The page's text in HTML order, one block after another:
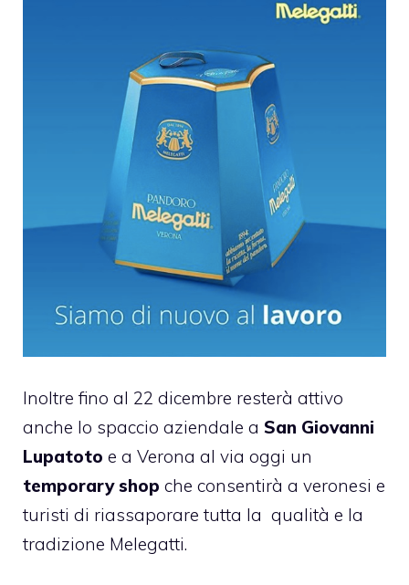
Inoltre fino al 22 dicembre resterà attivo
anche lo spaccio aziendale a San Giovanni
Lupatoto e a Verona al via oggi un
temporary shop che consentirà a veronesi e
turisti di riassaporare tutta la qualità e la
tradizione Melegatti.